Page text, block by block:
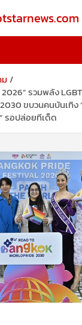
รวมพลัง
ขบวนคนบันเทิ
รอปล่อยทีเด็ด